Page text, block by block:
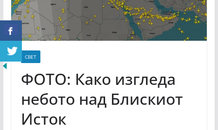
СВЕТ
ФОТО: Како изгледа
небото над Блискиот
Исток